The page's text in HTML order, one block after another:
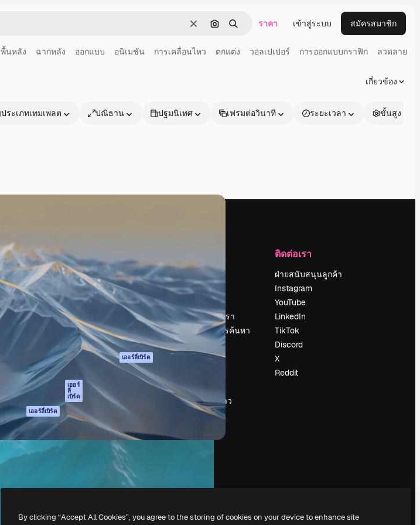
ชัดเจนค้นหาตามรูปภาพ
ค้นหา ราคา เข้าสู่ระบบ สมัครสมาชิก
พื้นหลัง ฉากหลัง ออกแบบ อนิเมชัน การเคลื่อนไหว ตกแต่ง วอลเปเปอร์ การออกแบบกราฟิก ลวดลาย
เกี่ยวข้อง
ประเภทเทมเพลต ปณิธาน ปฐมนิเทศ เฟรมต่อวินาที ระยะเวลา ขั้นสูง
ผลิตภัณฑ์
Spaces
ผู้ช่วย AI
เครื่องมือสร้าง
รูปภาพด้วย AI
เครื่องมือสร้างวิดีโอ
เครื่องกำเนิดเสียง AI
สต็อกเนื้อหา
MCP สำหรับ
Claude/ChatGPT
เออร์
ลี่
เบิร์ด
Agents เออร์ลี่เบิร์ด
เอพีไอ
แอปมือถือ
เครื่องมือ Magnific
ทั้งหมด
Academy
เอกสาร
การสนับสนุน
เงื่อนไขการใช้งาน
นโยบายความเป็น
ส่วนตัว
ต้นฉบับ เออร์ลี่เบิร์ด
นโยบายคุกกี้
ศูนย์ความน่าเชื่อถือ
พันธมิตร
ราคา
เกี่ยวกับเรา
ร่วมงานกับเรา
แนวโน้มการค้นหา
บล็อก
กิจกรรม
ขายเนื้อหา
ห้องแถลงข่าว
กำลังมองหา
ติดต่อเรา
ฝ่ายสนับสนุนลูกค้า
Instagram
YouTube
LinkedIn
TikTok
Discord
X
Reddit
By clicking “Accept All Cookies”, you agree to the storing of cookies on your device to enhance site